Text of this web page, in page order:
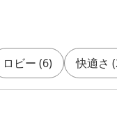
ロビー (6) 快適さ (